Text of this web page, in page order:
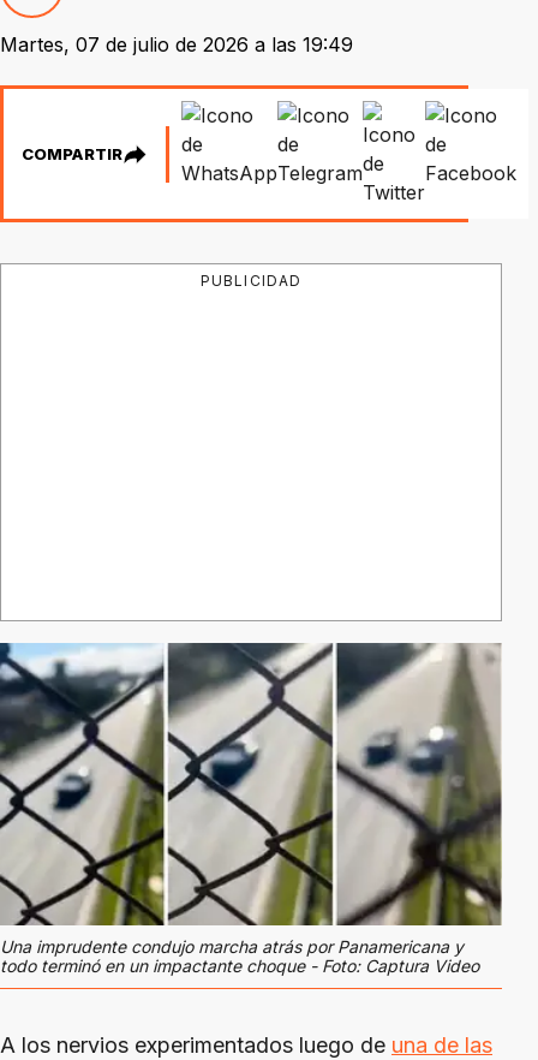
Martes, 07 de julio de 2026 a las 19:49
COMPARTIR
PUBLICIDAD
Una imprudente condujo marcha atrás por Panamericana y
todo terminó en un impactante choque - Foto: Captura Video
A los nervios experimentados luego de una de las